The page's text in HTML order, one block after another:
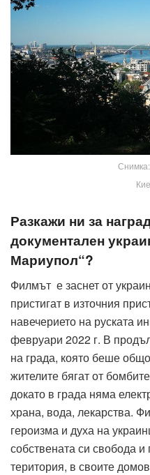
Разкажи ни за
документален
Мариупол“?
Филмът е заснет от
пристигат в източния
навечерието на руската
февруари 2022 г. В
на града, която беше
жителите бягат от
докато в града няма
храна, вода, лекарства.
героизма и духа на
собствената си свобода
територия, в своите